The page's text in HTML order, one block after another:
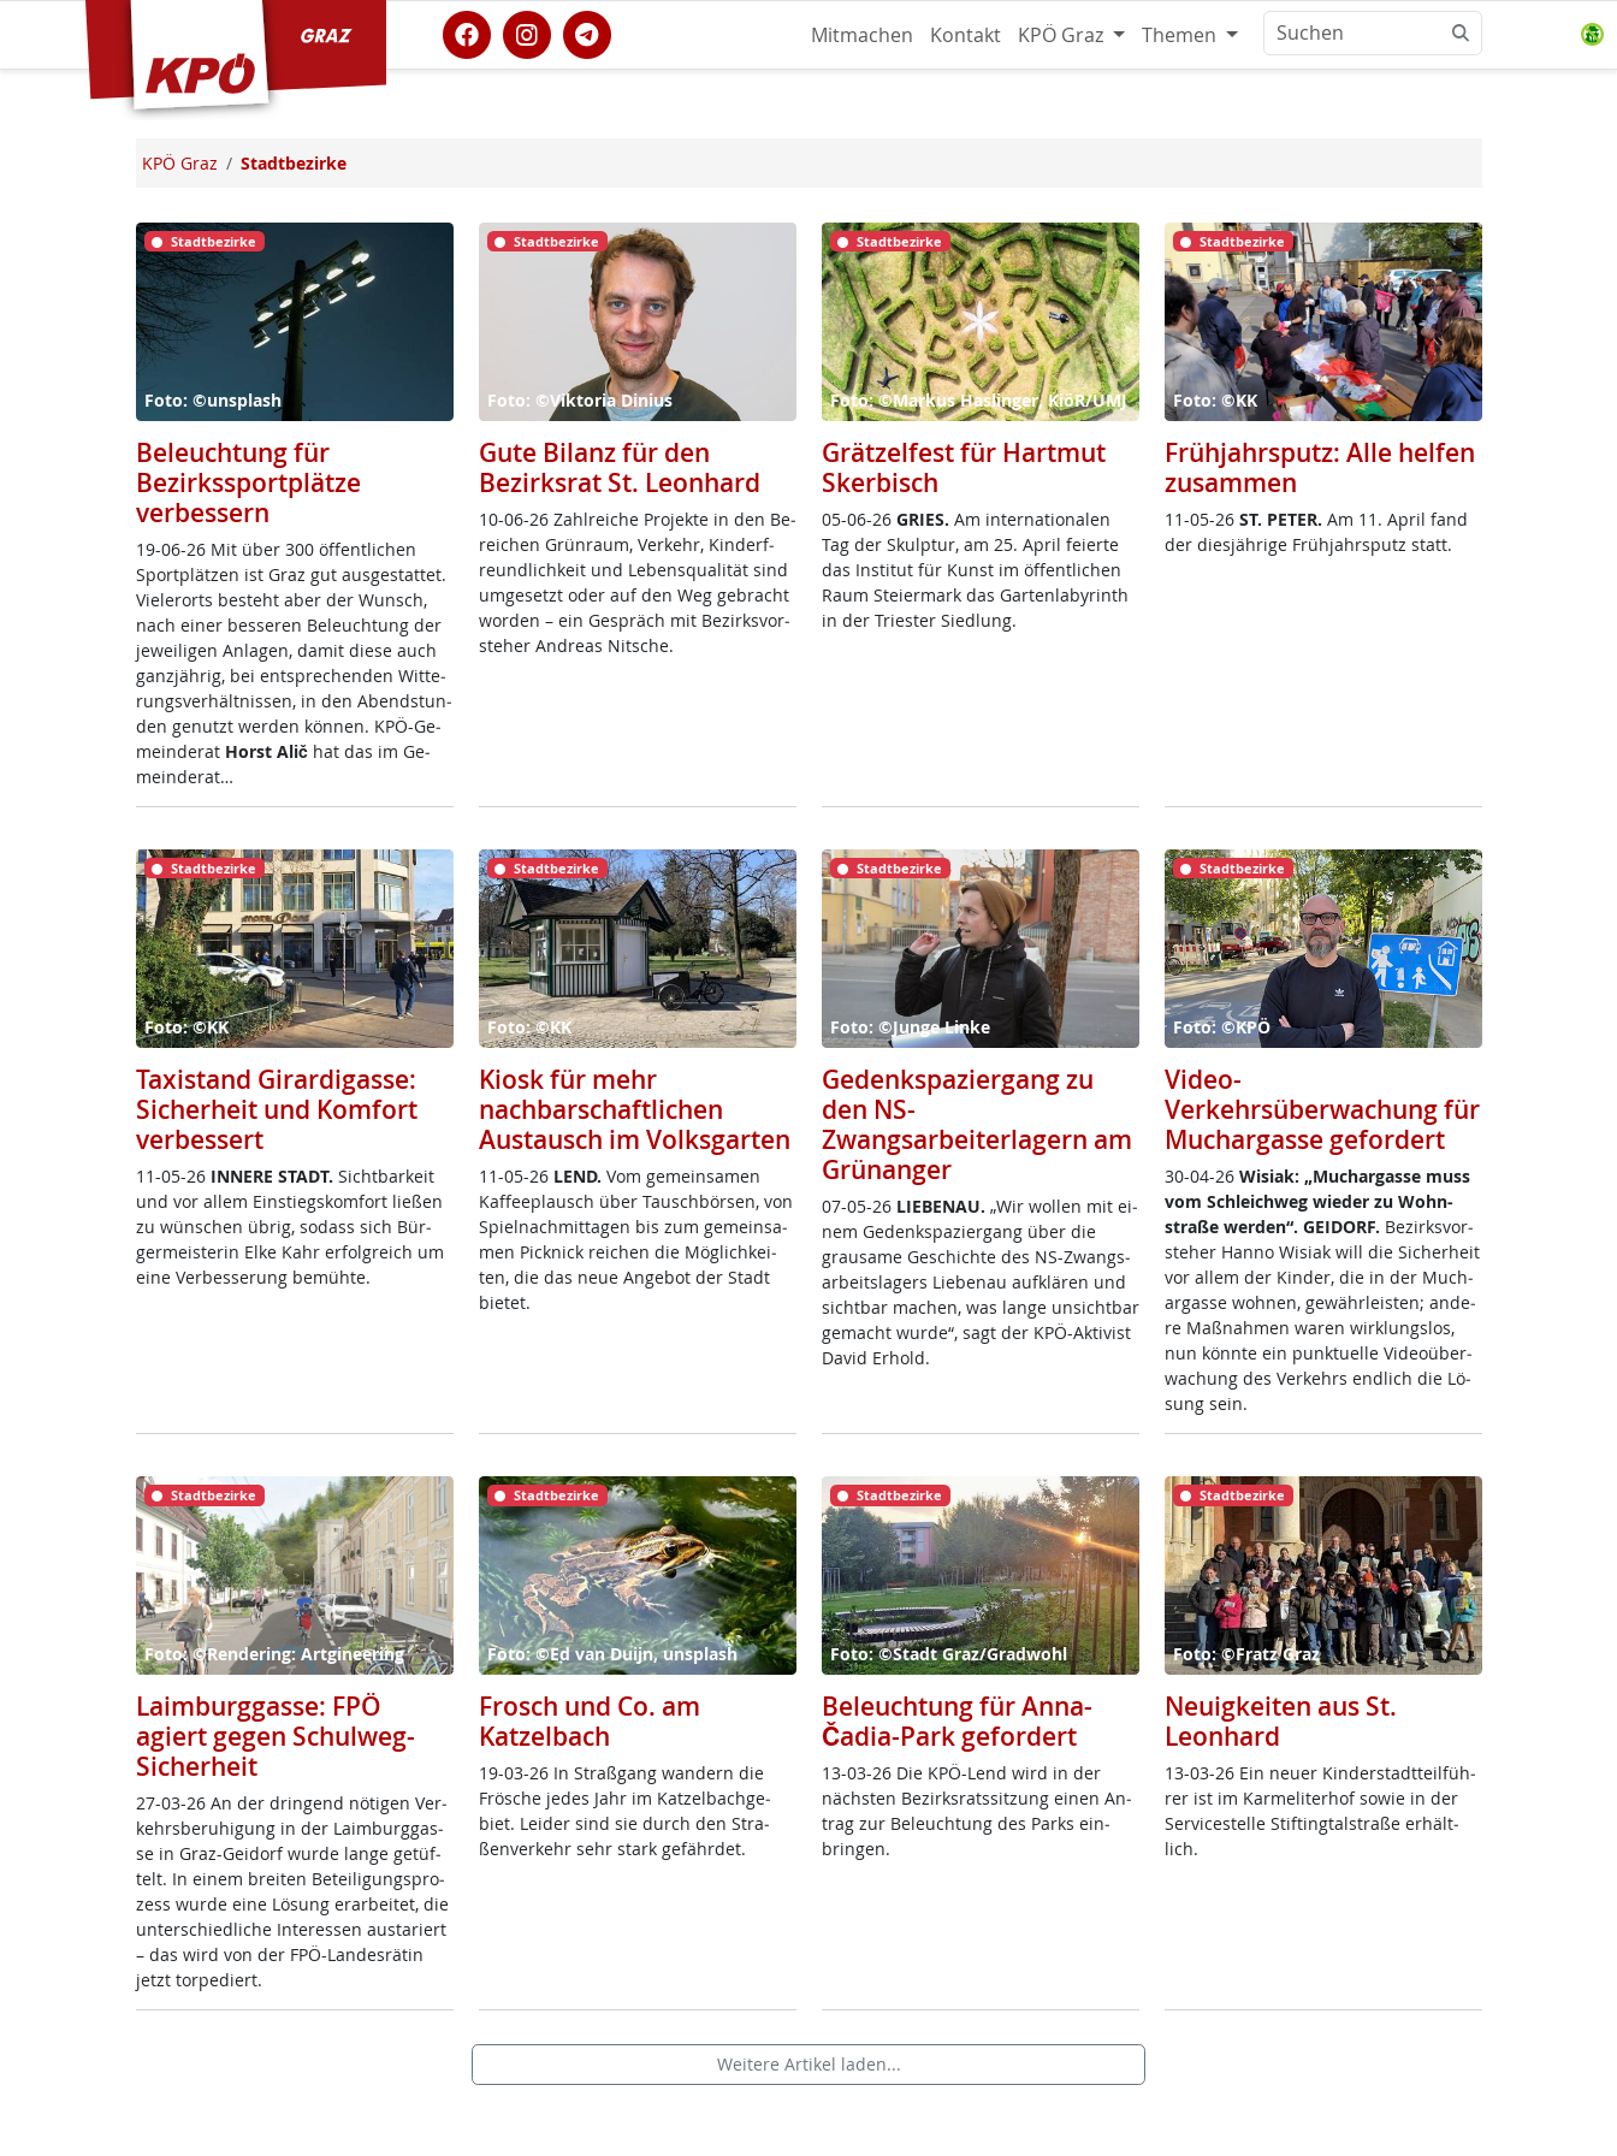
Mitmachen Kontakt KPÖ Graz Themen
KPÖ Graz Stadtbezirke
Stadtbezirke
Foto: ©unsplash
Beleuchtung für
Bezirkssportplätze
verbessern
19-06-26 Mit über 300 öf­f­ent­li­chen
Sport­plät­zen ist Graz gut aus­ge­stat­tet.
Vie­ler­orts be­steht aber der Wunsch,
nach ei­ner bes­se­ren Be­leuch­tung der
je­wei­li­gen An­la­gen, da­mit die­se auch
ganz­jäh­rig, bei ent­sp­re­chen­den Wit­te­
rungs­ver­hält­nis­sen, in den Abend­stun­
den ge­nutzt wer­den kön­nen. KPÖ-Ge­
mein­de­rat Horst Alič hat das im Ge­
mein­de­rat…
Stadtbezirke
Foto: ©Viktoria Dinius
Gute Bilanz für den
Bezirksrat St. Leonhard
10-06-26 Zahl­rei­che Pro­jek­te in den Be­
rei­chen Grün­raum, Ver­kehr, Kin­der­f­
reund­lich­keit und Le­bens­qua­li­tät sind
um­ge­setzt oder auf den Weg ge­bracht
wor­den – ein Ge­spräch mit Be­zirks­vor­
ste­her And­reas Nit­sche.
Stadtbezirke
Foto: ©Markus Haslinger, KiöR/UMJ
Grätzelfest für Hartmut
Skerbisch
05-06-26 GRIES. Am in­ter­na­tio­na­len
Tag der Skulp­tur, am 25. April fei­er­te
das In­sti­tut für Kunst im öf­f­ent­li­chen
Raum Stei­er­mark das Gar­ten­la­byrinth
in der Tri­es­ter Sied­lung.
Stadtbezirke
Foto: ©KK
Frühjahrsputz: Alle helfen
zusammen
11-05-26 ST. PE­TER. Am 11. April fand
der dies­jäh­ri­ge Früh­jahrs­putz statt.
Stadtbezirke
Foto: ©KK
Taxistand Girardigasse:
Sicherheit und Komfort
verbessert
11-05-26 IN­NE­RE STADT. Sicht­bar­keit
und vor al­lem Ein­s­tiegs­kom­fort lie­ßen
zu wün­schen üb­rig, so­dass sich Bür­
ger­meis­te­rin El­ke Kahr er­folg­reich um
ei­ne Ver­bes­se­rung be­müh­te.
Stadtbezirke
Foto: ©KK
Kiosk für mehr
nachbarschaftlichen
Austausch im Volksgarten
11-05-26 LEND. Vom ge­mein­sa­men
Kaf­fee­plausch über Tausch­bör­sen, von
Spiel­nach­mit­ta­gen bis zum ge­mein­sa­
men Pick­nick rei­chen die Mög­lich­kei­
ten, die das neue An­ge­bot der Stadt
bie­tet.
Stadtbezirke
Foto: ©Junge Linke
Gedenkspaziergang zu
den NS-
Zwangsarbeiterlagern am
Grünanger
07-05-26 LIE­BENAU. „Wir wol­len mit ei­
nem Ge­denk­spa­zier­gang über die
grau­sa­me Ge­schich­te des NS-Zwangs­
ar­beits­la­gers Lie­benau auf­klä­ren und
sicht­bar ma­chen, was lan­ge un­sicht­bar
ge­macht wur­de“, sagt der KPÖ-Ak­ti­vist
Da­vid Er­hold.
Stadtbezirke
Foto: ©KPÖ
Video-
Verkehrsüberwachung für
Muchargasse gefordert
30-04-26 Wi­siak: „Much­ar­gas­se muss
vom Sch­leich­weg wie­der zu Wohn­
stra­ße wer­den“. GEI­DORF. Be­zirks­vor­
ste­her Han­no Wi­siak will die Si­cher­heit
vor al­lem der Kin­der, die in der Much­
ar­gas­se woh­nen, ge­währ­leis­ten; an­de­
re Maß­nah­men wa­ren wir­k­lungs­los,
nun könn­te ein punk­tu­el­le Vi­deo­über­
wa­chung des Ver­kehrs end­lich die Lö­
sung sein.
Stadtbezirke
Foto: ©Rendering: Artgineering
Laimburggasse: FPÖ
agiert gegen Schulweg-
Sicherheit
27-03-26 An der drin­gend nö­t­i­gen Ver­
kehrs­be­ru­hi­gung in der Laim­burg­gas­
se in Graz-Gei­dorf wur­de lan­ge ge­tüf­
telt. In ei­nem brei­ten Be­tei­li­gung­s­pro­
zess wur­de ei­ne Lö­sung er­ar­bei­tet, die
un­ter­schied­li­che In­ter­es­sen au­s­ta­riert
– das wird von der FPÖ-Lan­des­rä­tin
jetzt tor­pe­diert.
Stadtbezirke
Foto: ©Ed van Duijn, unsplash
Frosch und Co. am
Katzelbach
19-03-26 In Straß­gang wan­dern die
Frö­sche je­des Jahr im Kat­zel­bach­ge­
biet. Lei­der sind sie durch den Stra­
ßen­ver­kehr sehr stark ge­fähr­det.
Stadtbezirke
Foto: ©Stadt Graz/Gradwohl
Beleuchtung für Anna-
Čadia-Park gefordert
13-03-26 Die KPÖ-Lend wird in der
nächs­ten Be­zirks­rats­sit­zung ei­nen An­
trag zur Be­leuch­tung des Parks ein­
brin­gen.
Stadtbezirke
Foto: ©Fratz Graz
Neuigkeiten aus St.
Leonhard
13-03-26 Ein neu­er Kin­der­stadt­teil­füh­
rer ist im Kar­me­li­ter­hof so­wie in der
Ser­vice­s­tel­le Stif­ting­tal­stra­ße er­hält­
lich.
Weitere Artikel laden...